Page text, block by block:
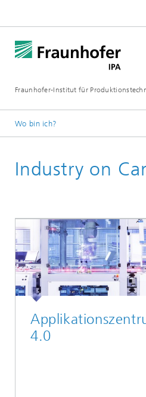
Fraunhofer-Institut für
Wo bin ich?
Über uns
Industry on
4.0